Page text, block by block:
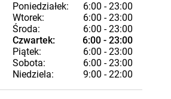
Poniedziałek:
6:00 - 23:00
Wtorek:
6:00 - 23:00
Środa:
6:00 - 23:00
Czwartek:
6:00 - 23:00
Piątek:
6:00 - 23:00
Sobota:
6:00 - 23:00
Niedziela:
9:00 - 22:00